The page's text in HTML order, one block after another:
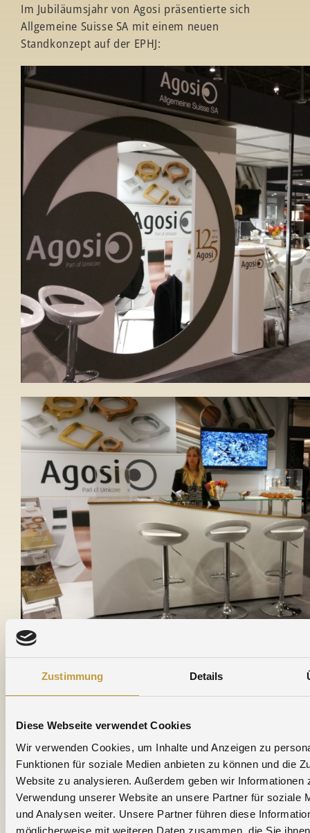
Zustimmung Details
Diese Webseite verwendet Cookies
Wir verwenden Cookies, um Inhalte und Anzeigen zu
Funktionen für soziale Medien anbieten zu können und die
Website zu analysieren. Außerdem geben wir Informationen
Verwendung unserer Website an unsere Partner für soziale
und Analysen weiter. Unsere Partner führen diese
möglicherweise mit weiteren Daten zusammen, die Sie
Im Jubiläumsjahr von Agosi präsentierte sich
Allgemeine Suisse SA mit einem neuen
Standkonzept auf der EPHJ:
ZU DEN MESSEN
16.06.2026 - 19.06.2026
» EPHJ 2026
16.06.2026 - 18.06.2026